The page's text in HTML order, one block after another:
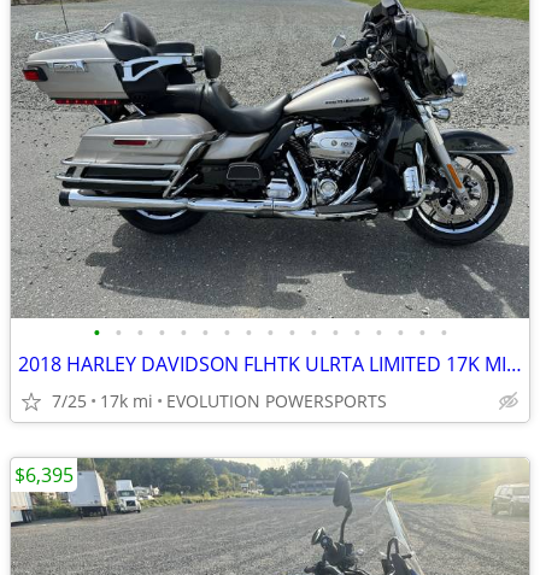
• • • • • • • • • • • • • • • • •
2018 HARLEY DAVIDSON FLHTK ULRTA LIMITED 17K MILES FINANCING AVAILABLE
7/25 17k mi EVOLUTION POWERSPORTS
$6,395